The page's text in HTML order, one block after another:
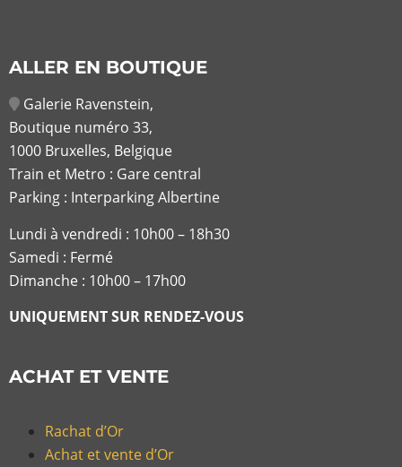
ALLER EN BOUTIQUE
Galerie Ravenstein,
Boutique numéro 33,
1000 Bruxelles, Belgique
Train et Metro : Gare central
Parking : Interparking Albertine
Lundi à vendredi : 10h00 – 18h30
Samedi : Fermé
Dimanche : 10h00 – 17h00
UNIQUEMENT SUR RENDEZ-VOUS
ACHAT ET VENTE
Rachat d’Or
Achat et vente d’Or